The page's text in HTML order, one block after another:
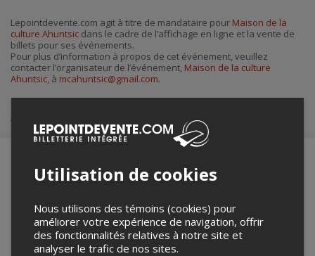
courriel
Lepointdevente.com agit à titre de mandataire pour Maison de la
culture Ahuntsic dans le cadre de l’affichage en ligne et la vente de
billets pour ses événements.
Pour plus d’information à propos de cet événement, veuillez
contacter l’organisateur de l’événement, Maison de la culture
Ahuntsic, à mcahuntsic@gmail.com.
Achat de billets
robot ci-bas.
Utilisation de cookies
Nous utilisons des témoins (cookies) pour
améliorer votre expérience de navigation, offrir
des fonctionnalités relatives à notre site et
analyser le trafic de nos sites.